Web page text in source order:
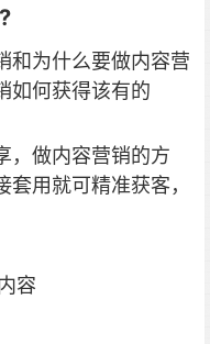
和为什么要做内容营
如何获得该有的
，做内容营销的方
用就可精准获客，
容